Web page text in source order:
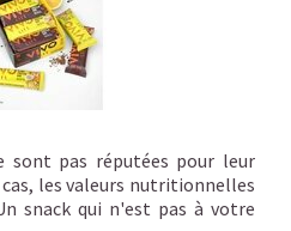
sont pas réputées pour leur
les valeurs nutritionnelles
snack qui n'est pas à votre